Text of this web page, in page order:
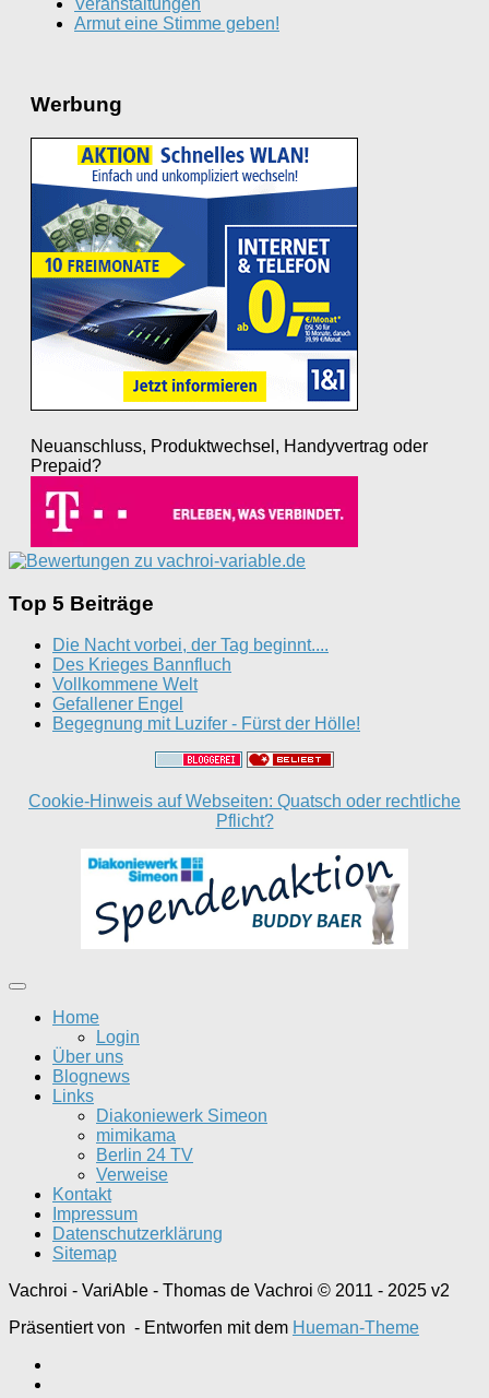
Armut eine Stimme geben!
Werbung
Neuanschluss, Produktwechsel, Handyvertrag oder
Prepaid?
Top 5 Beiträge
Die Nacht vorbei, der Tag beginnt....
Des Krieges Bannfluch
Vollkommene Welt
Gefallener Engel
Begegnung mit Luzifer - Fürst der Hölle!
Cookie-Hinweis auf Webseiten: Quatsch oder rechtliche
Pflicht?
Home
Login
Über uns
Blognews
Links
Diakoniewerk Simeon
mimikama
Berlin 24 TV
Verweise
Kontakt
Impressum
Datenschutzerklärung
Sitemap
Vachroi - VariAble - Thomas de Vachroi © 2011 - 2025 v2
Präsentiert von - Entworfen mit dem Hueman-Theme